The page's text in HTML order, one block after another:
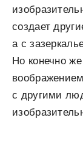
создает
а с
Но конечно
с другими